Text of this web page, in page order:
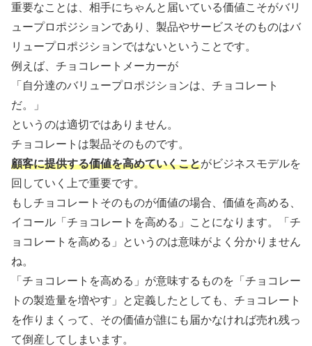
重要なことは、相手にちゃんと届いている価値こそがバリ
ュープロポジションであり、製品やサービスそのものはバ
リュープロポジションではないということです。
例えば、チョコレートメーカーが
「自分達のバリュープロポジションは、チョコレート
だ。」
というのは適切ではありません。
チョコレートは製品そのものです。
顧客に提供する価値を高めていくことがビジネスモデルを
回していく上で重要です。
もしチョコレートそのものが価値の場合、価値を高める、
イコール「チョコレートを高める」ことになります。「チ
ョコレートを高める」というのは意味がよく分かりません
ね。
「チョコレートを高める」が意味するものを「チョコレー
トの製造量を増やす」と定義したとしても、チョコレート
を作りまくって、その価値が誰にも届かなければ売れ残っ
て倒産してしまいます。